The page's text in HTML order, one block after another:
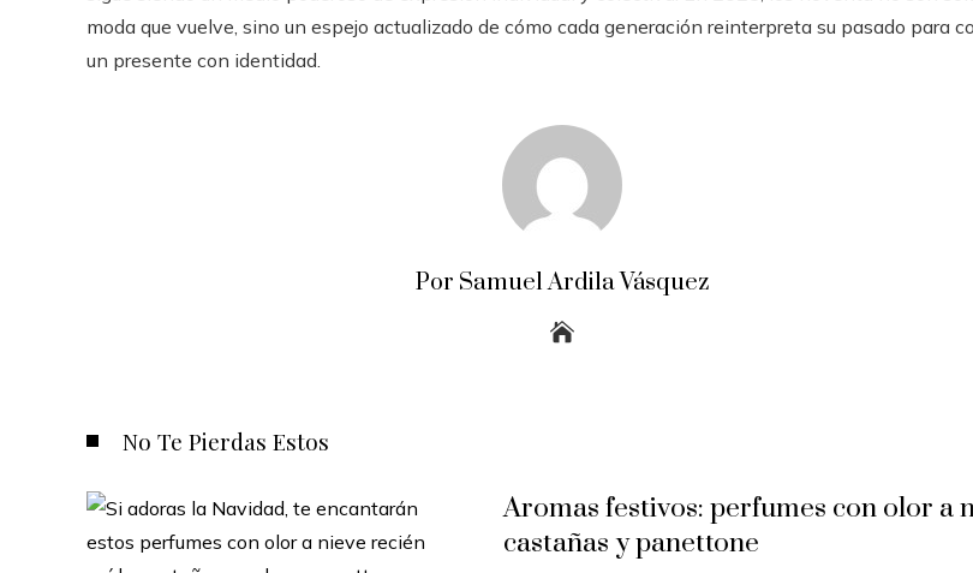
moda que vuelve, sino un espejo actualizado de cómo cada generación reinterpreta su pasado para
un presente con identidad.
Por Samuel Ardila Vásquez
No Te Pierdas Estos
Aromas festivos: perfumes con olor a
castañas y panettone